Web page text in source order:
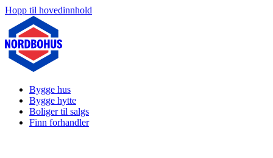
Hopp til hovedinnhold
Bygge hus
Bygge hytte
Boliger til salgs
Finn forhandler